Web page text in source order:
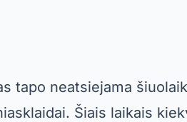
tapo neatsiejama
Šiais laikais